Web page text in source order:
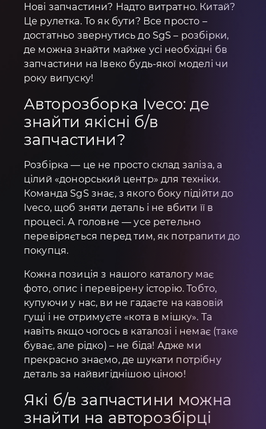
Нові запчастини? Надто витратно. Китай?
Це рулетка. То як бути? Все просто –
достатньо звернутись до SgS – розбірки,
де можна знайти майже усі необхідні бв
запчастини на Івеко будь-якої моделі чи
року випуску!
Авторозборка Iveco: де
знайти якісні б/в
запчастини?
Розбірка — це не просто склад заліза, а
цілий «донорський центр» для техніки.
Команда SgS знає, з якого боку підійти до
Iveco, щоб зняти деталь і не вбити її в
процесі. А головне — усе ретельно
перевіряється перед тим, як потрапити до
покупця.
Кожна позиція з нашого каталогу має
фото, опис і перевірену історію. Тобто,
купуючи у нас, ви не гадаєте на кавовій
гущі і не отримуєте «кота в мішку». Та
навіть якщо чогось в каталозі і немає (таке
буває, але рідко) – не біда! Адже ми
прекрасно знаємо, де шукати потрібну
деталь за найвигіднішою ціною!
Які б/в запчастини можна
знайти на авторозбірці